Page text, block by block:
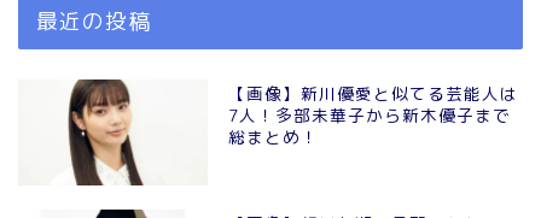
最近の投稿
【画像】新川優愛と似てる芸能人は
7人！多部未華子から新木優子まで
総まとめ！